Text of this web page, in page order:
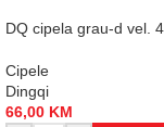
DQ cipela grau-d vel.
Cipele
Dingqi
66,00 KM